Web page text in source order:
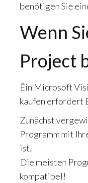
benötigen Sie
Wenn
Project
Êin Microsoft
kaufen erfordert
Zunächst
Programm mit
ist.
Die meisten
kompatibel!